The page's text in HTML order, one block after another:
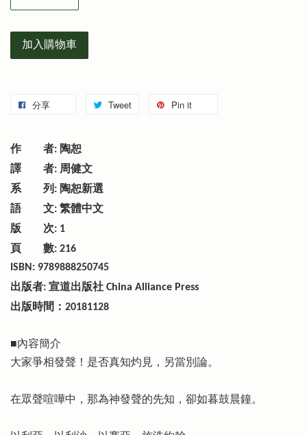
加入購物車
分享 Tweet Pin it
作 者: 陶恕
譯 者: 周健文
系 列: 陶恕新選
語 文: 繁體中文
版 次: 1
頁 數: 216
ISBN: 9789888250745
出版者: 宣道出版社 China Alliance Press
出版時間： 20181128
■內容簡介
大家爭相發聲！是否真知灼見，另當別論。
在眾聲喧嘩中，那為神發聲的先知，卻如暮鼓晨鐘。